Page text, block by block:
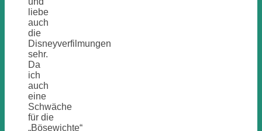
liebe
auch
die
Disneyverfilmungen
sehr.
Da
ich
auch
eine
Schwäche
für die
„Bösewichte“